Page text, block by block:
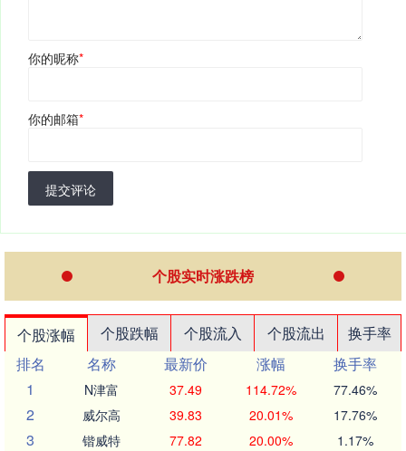
你的昵称*
你的邮箱*
提交评论
个股实时涨跌榜
个股涨幅 个股跌幅 个股流入 个股流出
换手率
排名
名称 最新价 涨幅
换手率
1
N津富 37.49 114.72% 77.46%
2 威尔高 39.83 20.01% 17.76%
3 锴威特 77.82 20.00% 1.17%